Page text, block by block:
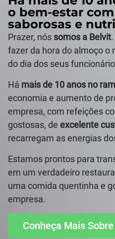
o bem-estar
saborosas e
Prazer, nós somos a Belvit
fazer da hora do almoço
do dia dos seus
Há mais de 10 anos no
economia e aumento de
empresa, com refeições
gostosas, de excelente
recarregam as energias
Estamos prontos para
em um verdadeiro
uma comida quentinha e
empresa.
Conheça Mais